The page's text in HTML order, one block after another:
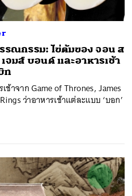
รรณกรรม: ไข่ต้มของ จอน ส
จมส์ บอนด์ และอาหารเช้า
ท
าจาก Game of Thrones, James
ว่าอาหารเช้าแต่ละแบบ ‘บอก’